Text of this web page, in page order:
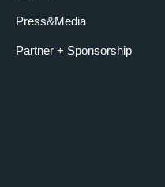
Press&Media
Partner + Sponsorship